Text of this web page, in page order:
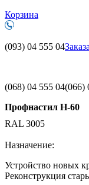
Корзина
(093) 04 555 04
(068) 04 555 04(066)
Профнастил H-60
RAL 3005
Назначение:
Устройство новых
Реконструкция